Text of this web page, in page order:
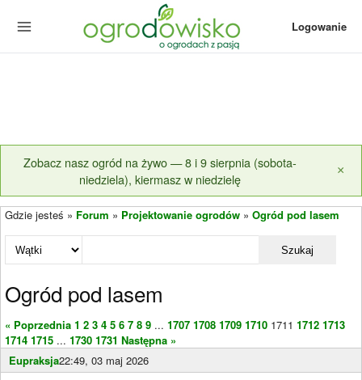
Logowanie
Zobacz nasz ogród na żywo — 8 i 9 sierpnia (sobota-
niedziela), kiermasz w niedzielę
×
Gdzie jesteś » Forum » Projektowanie ogrodów » Ogród pod lasem
Szukaj
Ogród pod lasem
« Poprzednia 1 2 3 4 5 6 7 8 9 ... 1707 1708 1709 1710 1711 1712 1713
1714 1715 ... 1730 1731 Następna »
Eupraksja22:49, 03 maj 2026